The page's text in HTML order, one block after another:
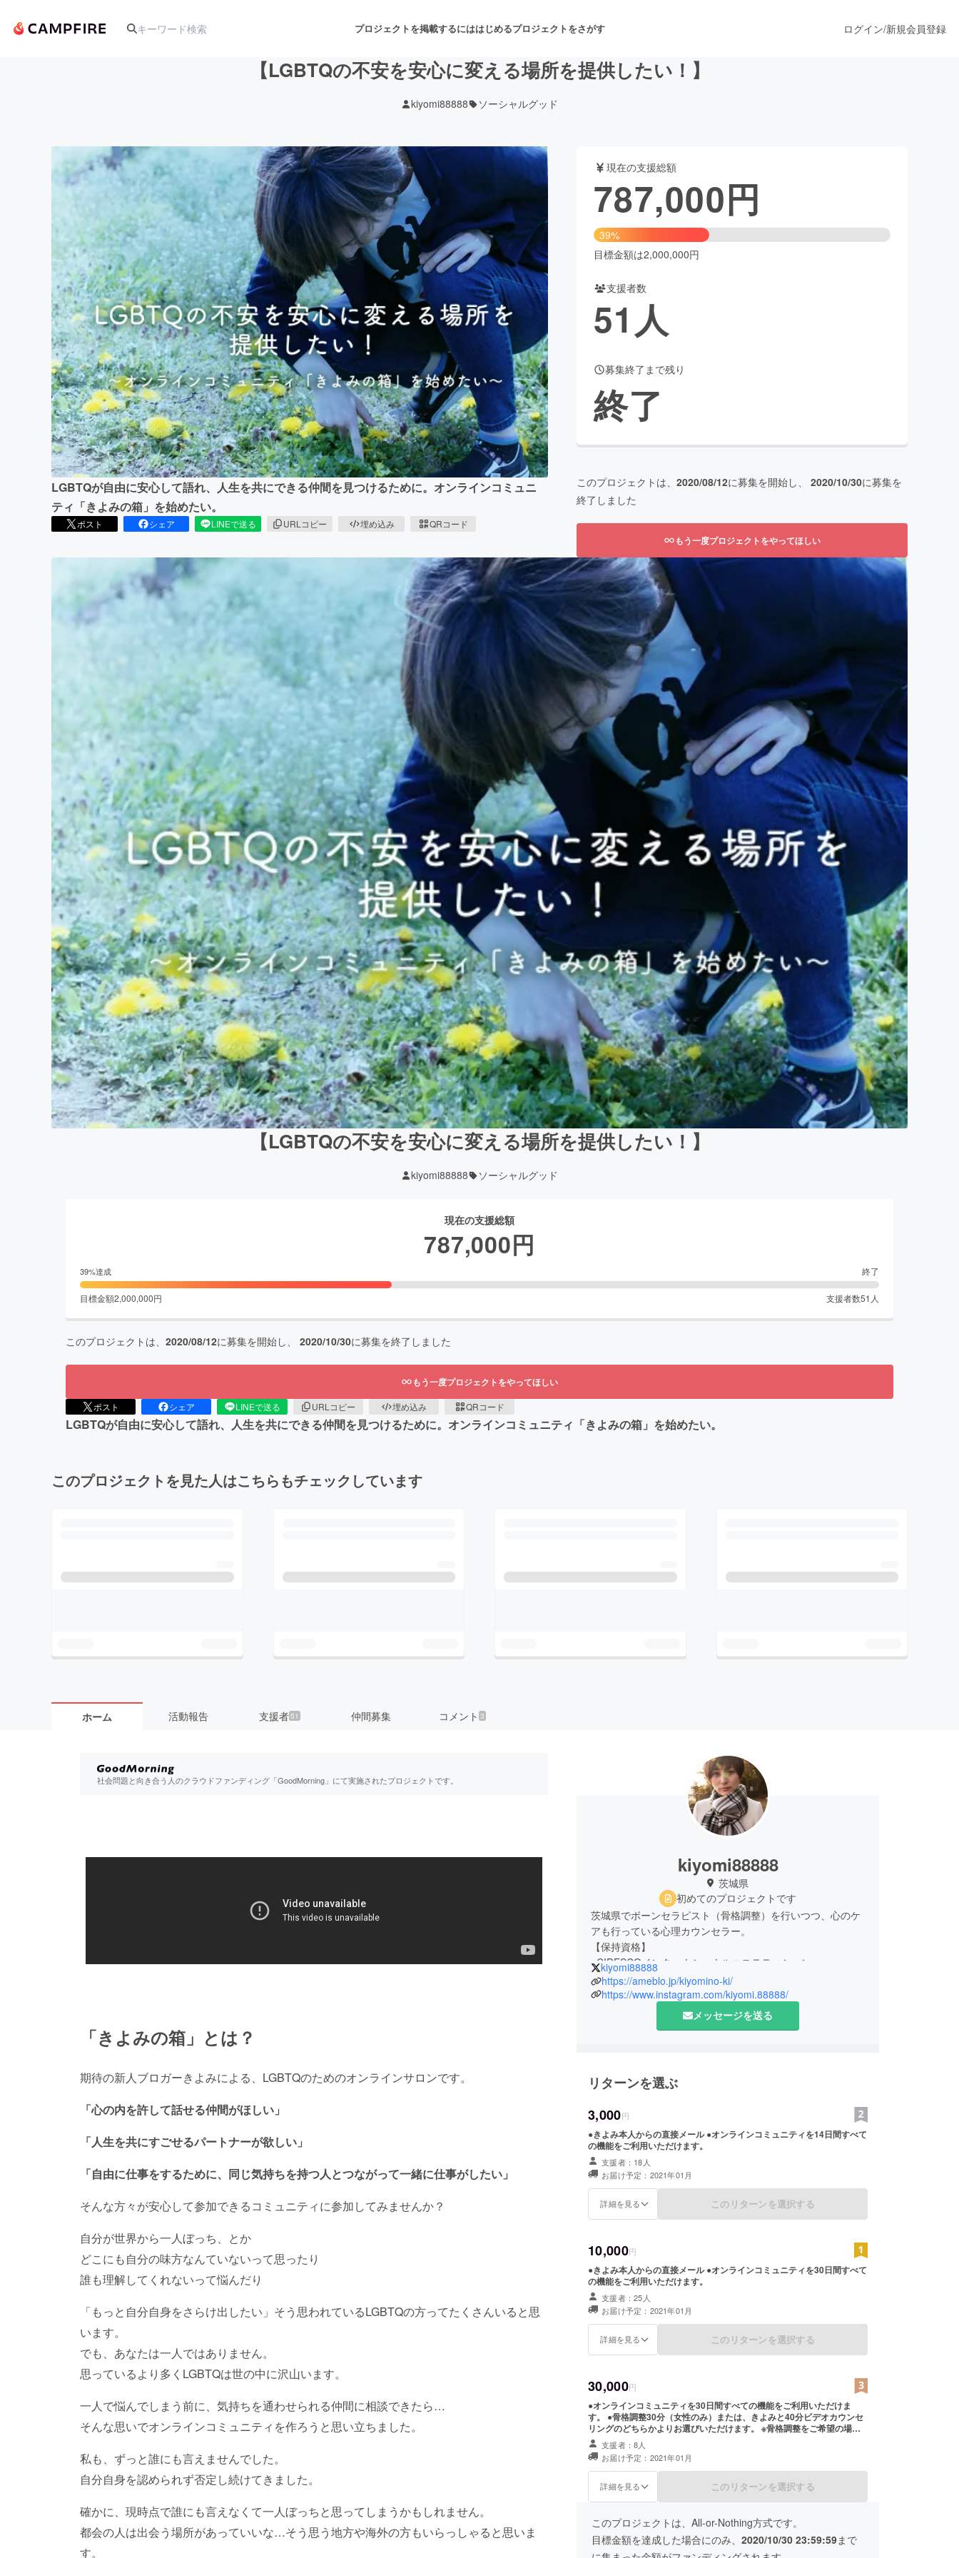
プロジェクトを掲載するにははじめるプロジェクトをさがす
アート・写真 音楽 舞台・パフォーマンス
テクノロジー・ガジェット ゲーム・サービス開発 フード・飲食店 ファッション
映像・映画 書籍・雑誌出版 アニメ・漫画
ビジネス・起業 チャレンジ ビューティー・ヘルスケア
まちづくり・地域活性化
CAMPFIRE for Social GoodCAMPFIRE Creation
CAMPFIREふるさと納税
machi-yaコミュニティ
ログイン/新規会員登録
【LGBTQの不安を安心に変える場所を提供したい！】
kiyomi88888 ソーシャルグッド
LGBTQが自由に安心して語れ、人生を共にできる仲間を見つけるために。オンラインコミュニ
ティ「きよみの箱」を始めたい。
ポスト シェア LINEで送る URLコピー 埋め込み QRコード
現在の支援総額
787,000円
39%
目標金額は2,000,000円
支援者数
51 人
募集終了まで残り
終了
このプロジェクトは、 2020/08/12に募集を開始し、 2020/10/30に募集を
終了しました
もう一度プロジェクトをやってほしい
【LGBTQの不安を安心に変える場所を提供したい！】
kiyomi88888 ソーシャルグッド
現在の支援総額
787,000円
39%達成 終了
目標金額2,000,000円 支援者数51 人
このプロジェクトは、 2020/08/12に募集を開始し、 2020/10/30に募集を終了しました
もう一度プロジェクトをやってほしい
ポスト シェア LINEで送る URLコピー 埋め込み QRコード
LGBTQが自由に安心して語れ、人生を共にできる仲間を見つけるために。オンラインコミュニティ「きよみの箱」を始めたい。
このプロジェクトを見た人はこちらもチェックしています
ホーム 活動報告 支援者51 仲間募集 コメント 3
社会問題と向き合う人のクラウドファンディング「GoodMorning」にて実施されたプロジェクトです。
「きよみの箱」とは？
期待の新人ブロガーきよみによる、LGBTQのためのオンラインサロンです。
「心の内を許して話せる仲間がほしい」
「人生を共にすごせるパートナーが欲しい」
「自由に仕事をするために、同じ気持ちを持つ人とつながって一緒に仕事がしたい」
そんな方々が安心して参加できるコミュニティに参加してみませんか？
自分が世界から一人ぼっち、とか
どこにも自分の味方なんていないって思ったり
誰も理解してくれないって悩んだり
「もっと自分自身をさらけ出したい」そう思われているLGBTQの方ってたくさんいると思
います。
でも、あなたは一人ではありません。
思っているより多くLGBTQは世の中に沢山います。
一人で悩んでしまう前に、気持ちを通わせられる仲間に相談できたら…
そんな思いでオンラインコミュニティを作ろうと思い立ちました。
私も、ずっと誰にも言えませんでした。
自分自身を認められず否定し続けてきました。
確かに、現時点で誰にも言えなくて一人ぼっちと思ってしまうかもしれません。
都会の人は出会う場所があっていいな…そう思う地方や海外の方もいらっしゃると思いま
す。
kiyomi88888
茨城県
初めてのプロジェクトです
茨城県でボーンセラピスト（骨格調整）を行いつつ、心のケ
アも行っている心理カウンセラー。
【保持資格】
●CIDESCOインターナショナルエステティシャン
● 日本エステティック協会認定エステティシャン
● 心理カウンセラー２級
ブログでは17年越しのLGBTカミングアウトや同性への恋話
kiyomi88888
https://ameblo.jp/kiyomino-ki/
https://www.instagram.com/kiyomi.88888/
メッセージを送る
リターンを選ぶ
3,000円
●きよみ本人からの直接メール ●オンラインコミュニティを14日間すべて
の機能をご利用いただけます。
支援者：18人
お届け予定：2021年01月
詳細を見る このリターンを選択する
10,000円
●きよみ本人からの直接メール ●オンラインコミュニティを30日間すべて
の機能をご利用いただけます。
支援者：25人
お届け予定：2021年01月
詳細を見る このリターンを選択する
30,000円
●オンラインコミュニティを30日間すべての機能をご利用いただけま
す。 ●骨格調整30分（女性のみ）または、きよみと40分ビデオカウンセ
リングのどちらかよりお選びいただけます。 ※骨格調整をご希望の場
合、きよみのサロンまで来ていただける方のみとさせていただきます。
※骨格調整及びビデオカウンセリングの有効期限は2021年2月12日〜
2022年2月11日までとなります。 ※骨格調整の施術をご希望の場合、現
地までの交通費はご自身での負担となります。予めご了承ください。 ※
オンラインカウンセリングでは心のもやもや、解決しない悩み、言葉に
支援者：8人
お届け予定：2021年01月
詳細を見る このリターンを選択する
このプロジェクトは、All-or-Nothing方式です。
目標金額を達成した場合にのみ、 2020/10/30 23:59:59まで